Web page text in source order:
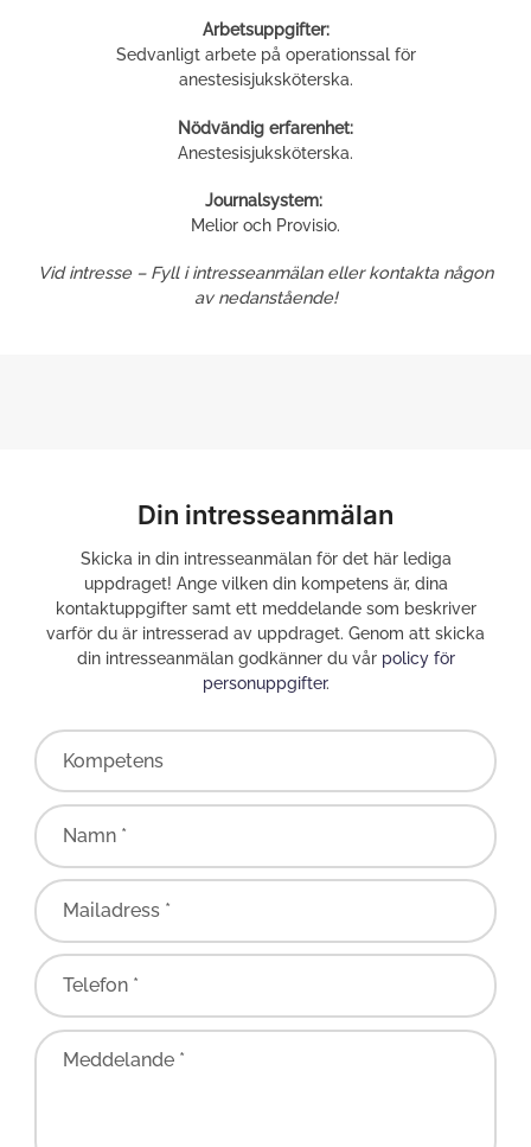
Arbetsuppgifter:
Sedvanligt arbete på operationssal för
anestesisjuksköterska.
Nödvändig erfarenhet:
Anestesisjuksköterska.
Journalsystem:
Melior och Provisio.
Vid intresse – Fyll i intresseanmälan eller kontakta någon
av nedanstående!
Din intresseanmälan
Skicka in din intresseanmälan för det här lediga
uppdraget! Ange vilken din kompetens är, dina
kontaktuppgifter samt ett meddelande som beskriver
varför du är intresserad av uppdraget. Genom att skicka
din intresseanmälan godkänner du vår policy för
personuppgifter.
Kompetens
Namn *
Mailadress *
Telefon *
Meddelande *